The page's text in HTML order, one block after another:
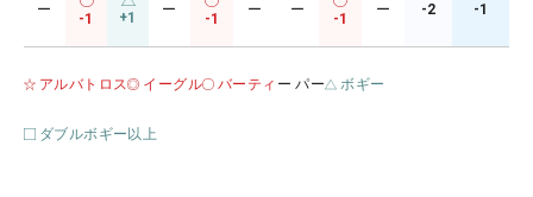
ー
-1 +1 ー
-1
ー ー
-1
ー -2 -1
アルバトロス イーグル バーティ ー パー ボギー
ダブルボギー以上